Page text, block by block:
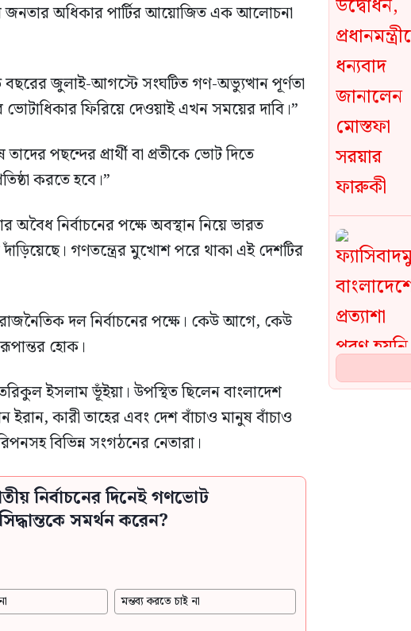
জনতার অধিকার পার্টির আয়োজিত এক আলোচনা
বছরের জুলাই-আগস্টে সংঘটিত গণ-অভ্যুত্থান পূর্ণতা
ফিরিয়ে দেওয়াই এখন সময়ের দাবি।”
পছন্দের প্রার্থী বা প্রতীকে ভোট দিতে
করতে হবে।”
অবৈধ নির্বাচনের পক্ষে অবস্থান নিয়ে ভারত
গণতন্ত্রের মুখোশ পরে থাকা এই দেশটির
রাজনৈতিক দল নির্বাচনের পক্ষে। কেউ আগে, কেউ
হোক।
ইসলাম ভূঁইয়া। উপস্থিত ছিলেন বাংলাদেশ
ইরান, কারী তাহের এবং দেশ বাঁচাও মানুষ বাঁচাও
বিভিন্ন সংগঠনের নেতারা।
নির্বাচনের দিনেই গণভোট
সমর্থন করেন?
মন্তব্য করতে চাই না